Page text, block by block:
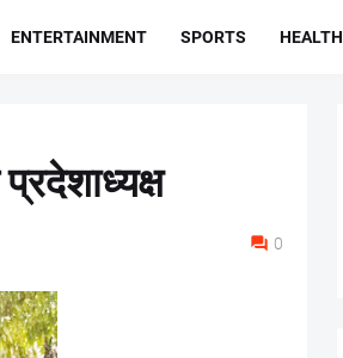
ENTERTAINMENT SPORTS HEALTH
0